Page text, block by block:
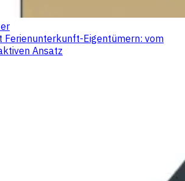
Ferienunterkunft-Eigentümern: vom
Ansatz